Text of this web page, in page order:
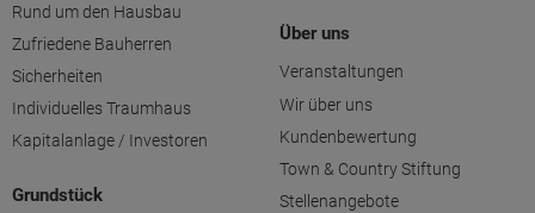
Rund um den Hausbau
Zufriedene Bauherren
Sicherheiten
Individuelles Traumhaus
Kapitalanlage / Investoren
Grundstück
Über uns
Veranstaltungen
Wir über uns
Kundenbewertung
Town & Country Stiftung
Stellenangebote